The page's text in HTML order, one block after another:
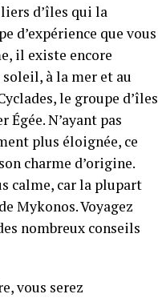
d’îles qui la
d’expérience que vous
il existe encore
à la mer et au
le groupe d’îles
N’ayant pas
plus éloignée, ce
charme d’origine.
calme, car la plupart
Mykonos. Voyagez
nombreux conseils
vous serez